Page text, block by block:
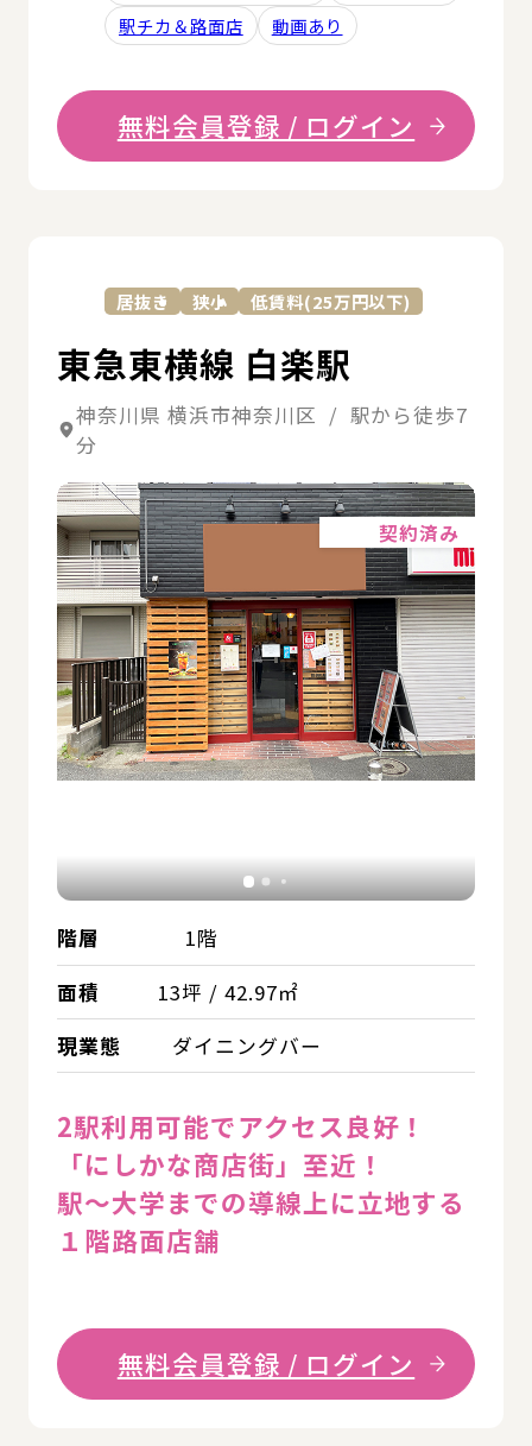
駅チカ＆路面店
動画あり
無料会員登録 / ログイン
居抜き 狭小 低賃料(25万円以下)
東急東横線 白楽駅
神奈川県 横浜市神奈川区 / 駅から徒歩7
分
契約済み
階層
1階
面積
13坪 / 42.97㎡
現業態
ダイニングバー
2駅利用可能でアクセス良好！
「にしかな商店街」至近！
駅～大学までの導線上に立地する
１階路面店舗
無料会員登録 / ログイン